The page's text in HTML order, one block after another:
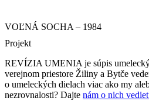
VOĽNÁ SOCHA – 1984
Projekt
REVÍZIA UMENIA je súpis
verejnom priestore Žiliny a Bytče
o umeleckých dielach viac ako my
nezrovnalosti? Dajte nám o nich